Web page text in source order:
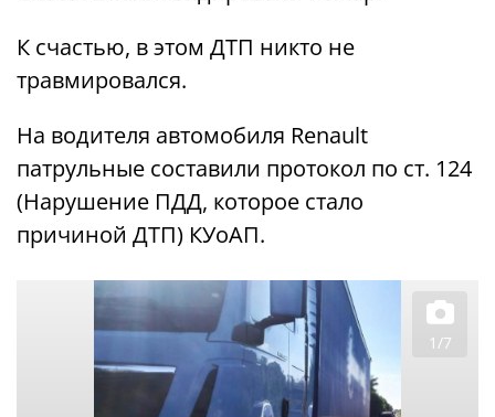
К счастью, в этом ДТП никто не
травмировался.
На водителя автомобиля Renault
патрульные составили протокол по ст. 124
(Нарушение ПДД, которое стало
причиной ДТП) КУоАП.
1/7